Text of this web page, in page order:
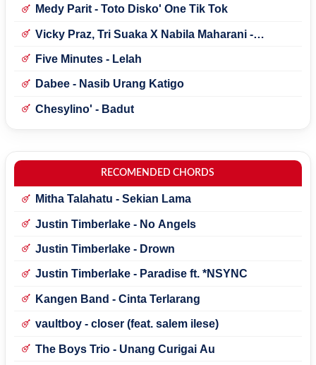
Medy Parit - Toto Disko' One Tik Tok
Vicky Praz, Tri Suaka X Nabila Maharani -
Five Minutes - Lelah
Dabee - Nasib Urang Katigo
Chesylino' - Badut
RECOMENDED CHORDS
Mitha Talahatu - Sekian Lama
Justin Timberlake - No Angels
Justin Timberlake - Drown
Justin Timberlake - Paradise ft. *NSYNC
Kangen Band - Cinta Terlarang
vaultboy - closer (feat. salem ilese)
The Boys Trio - Unang Curigai Au